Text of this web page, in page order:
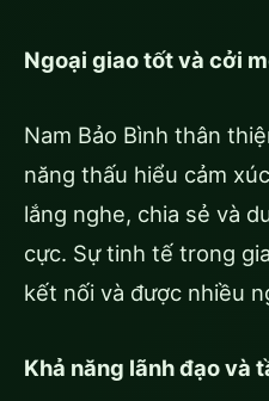
Ngoại giao tốt và cởi
Nam Bảo Bình thân
năng thấu hiểu cảm
lắng nghe, chia sẻ và
cực. Sự tinh tế trong
kết nối và được nhiều
Khả năng lãnh đạo và